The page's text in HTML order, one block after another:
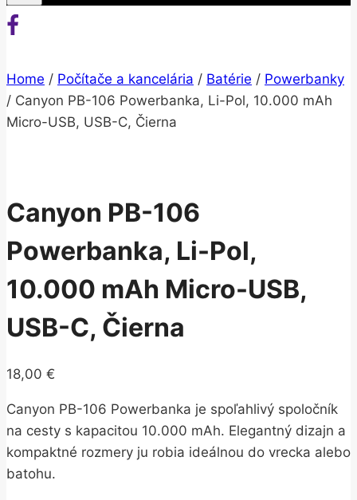
Home / Počítače a kancelária / Batérie / Powerbanky
/ Canyon PB-106 Powerbanka, Li-Pol, 10.000 mAh
Micro-USB, USB-C, Čierna
Canyon PB-106
Powerbanka, Li-Pol,
10.000 mAh Micro-USB,
USB-C, Čierna
18,00 €
Canyon PB-106 Powerbanka je spoľahlivý spoločník
na cesty s kapacitou 10.000 mAh. Elegantný dizajn a
kompaktné rozmery ju robia ideálnou do vrecka alebo
batohu.